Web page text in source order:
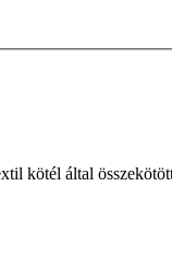
kötél által